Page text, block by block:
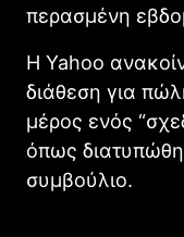
περασμένη
Η Yahoο
διάθεση για
μέρος ενός
όπως
συμβούλιο.